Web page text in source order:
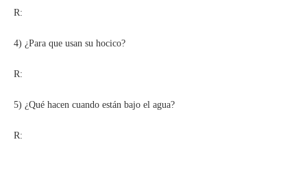
R:
4) ¿Para que usan su hocico?
R:
5) ¿Qué hacen cuando están bajo el agua?
R: